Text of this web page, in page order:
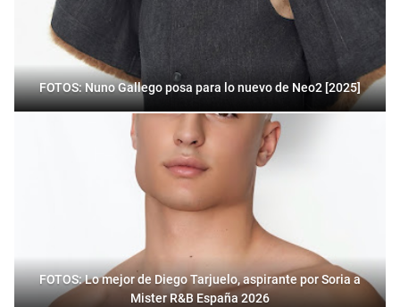
FOTOS: Nuno Gallego posa para lo nuevo de Neo2 [2025]
FOTOS: Lo mejor de Diego Tarjuelo, aspirante por Soria a
Mister R&B España 2026